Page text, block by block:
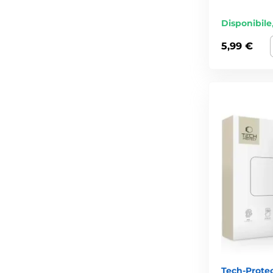
Disponibile
5,99 €
Tech-